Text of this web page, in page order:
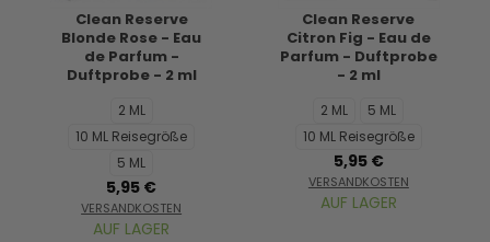
Clean Reserve
Blonde Rose - Eau
de Parfum -
Duftprobe - 2 ml
2 ML
10 ML Reisegröße
5 ML
5,95 €
VERSANDKOSTEN
AUF LAGER
Clean Reserve
Citron Fig - Eau de
Parfum - Duftprobe
- 2 ml
2 ML
5 ML
10 ML Reisegröße
5,95 €
VERSANDKOSTEN
AUF LAGER